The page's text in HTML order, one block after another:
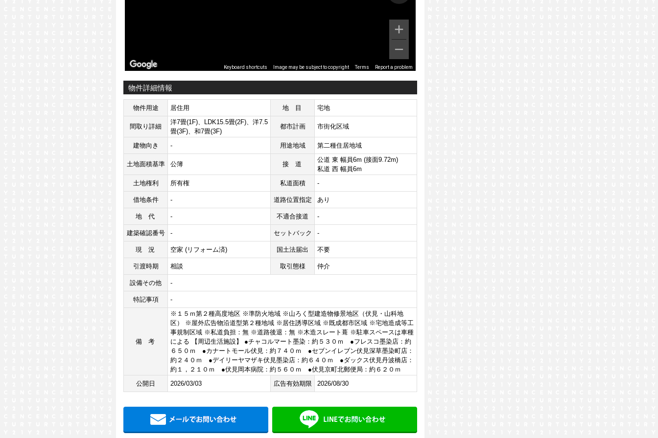
Keyboard shortcuts Image may be subject to copyright Terms Report a problem
物件詳細情報
物件用途 居住用 地目 宅地
間取り詳細
洋7畳(1F)、LDK15.5畳(2F)、洋7.5
畳(3F)、和7畳(3F)
都市計画 市街化区域
建物向き - 用途地域 第二種住居地域
土地面積基準 公簿 接道
公道 東 幅員6m (接面9.72m)
私道 西 幅員6m
土地権利
所有権 私道面積 -
借地条件 - 道路位置指定 あり
地代 - 不適合接道 -
建築確認番号 - セットバック -
現況 空家 (リフォーム済) 国土法届出 不要
引渡時期 相談 取引態様 仲介
設備その他 -
特記事項 -
備考
※１５ｍ第２種高度地区 ※準防火地域 ※山ろく型建造物修景地区（伏見・山科地
区） ※屋外広告物沿道型第２種地域 ※居住誘導区域 ※既成都市区域 ※宅地造成等工
事規制区域 ※私道負担：無 ※道路後退：無 ※木造スレート葺 ※駐車スペースは車種
による 【周辺生活施設】 ●チャコルマート墨染：約５３０ｍ ●フレスコ墨染店：約
６５０ｍ ●カナートモール伏見：約７４０ｍ ●セブンイレブン伏見深草墨染町店：
約２４０ｍ ●デイリーヤマザキ伏見墨染店：約６４０ｍ ●ダックス伏見丹波橋店：
約１，２１０ｍ ●伏見岡本病院：約５６０ｍ ●伏見京町北郵便局：約６２０ｍ
公開日
2026/03/03 広告有効期限 2026/08/30
メールでお問い合わせ